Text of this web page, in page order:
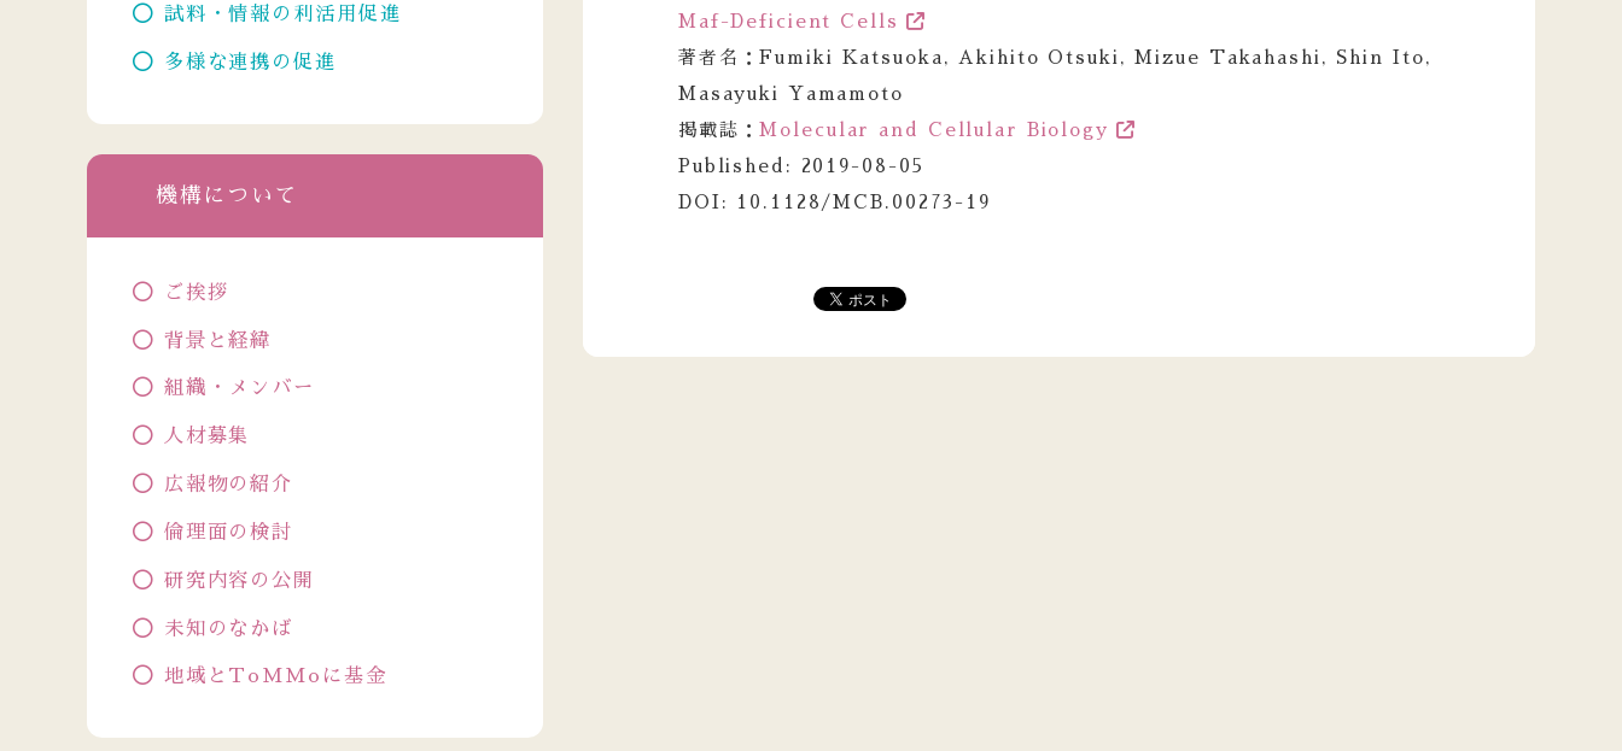
Maf-Deficient Cells
著者名：Fumiki Katsuoka, Akihito Otsuki, Mizue Takahashi, Shin Ito,
Masayuki Yamamoto
掲載誌：Molecular and Cellular Biology
Published: 2019-08-05
DOI: 10.1128/MCB.00273-19
試料・情報の利活用促進
多様な連携の促進
機構について
ご挨拶
背景と経緯
組織・メンバー
人材募集
広報物の紹介
倫理面の検討
研究内容の公開
未知のなかば
地域とToMMoに基金